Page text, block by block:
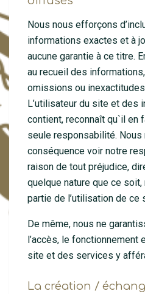
Nous nous efforçons
informations exactes et à
aucune garantie à ce titre.
au recueil des
omissions ou
L’utilisateur du site et des
contient, reconnaît qu`il en
seule responsabilité. Nous
conséquence voir notre
raison de tout préjudice,
quelque nature que ce
partie de l’utilisation de ce
De même, nous ne
l’accès, le fonctionnement
site et des services y
La création /